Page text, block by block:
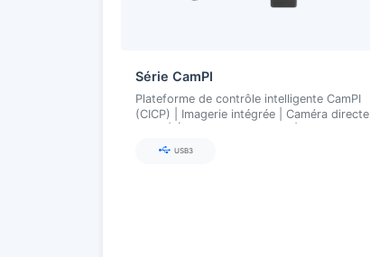
Série CamPI
Plateforme de contrôle intelligente CamPI
(CICP) | Imagerie intégrée | Caméra directe
USB3